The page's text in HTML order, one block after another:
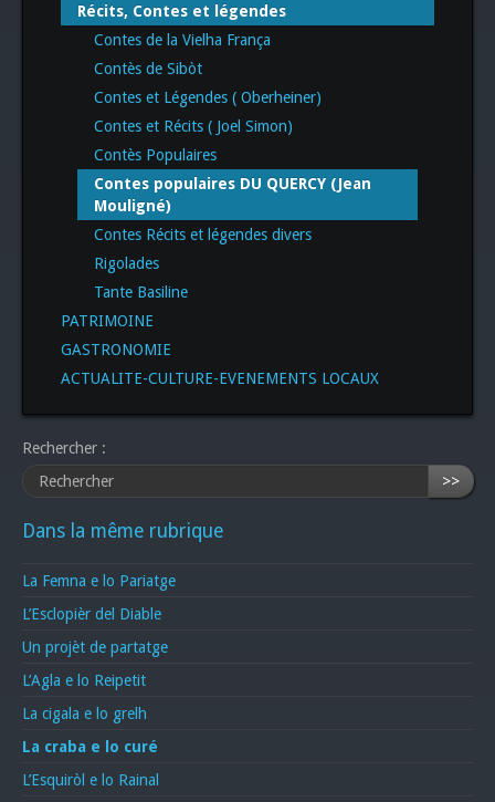
Récits, Contes et légendes
Contes de la Vielha França
Contès de Sibòt
Contes et Légendes ( Oberheiner)
Contes et Récits ( Joel Simon)
Contès Populaires
Contes populaires DU QUERCY (Jean
Mouligné)
Contes Récits et légendes divers
Rigolades
Tante Basiline
PATRIMOINE
GASTRONOMIE
ACTUALITE-CULTURE-EVENEMENTS LOCAUX
Rechercher :
>>
Dans la même rubrique
La Femna e lo Pariatge
L’Esclopièr del Diable
Un projèt de partatge
L’Agla e lo Reipetit
La cigala e lo grelh
La craba e lo curé
L’Esquiròl e lo Rainal